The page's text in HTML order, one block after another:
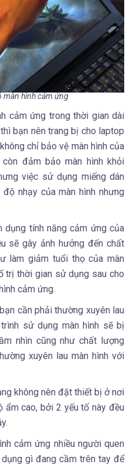
màn hình cảm ứng
cảm ứng trong thời gian dài
bạn nên trang bị cho laptop
chỉ bảo vệ màn hình của
đảm bảo màn hình khỏi
việc sử dụng miếng dán
nhạy của màn hình nhưng
dụng tính năng cảm ứng của
sẽ gây ảnh hưởng đến chất
làm giảm tuổi thọ của màn
trị thời gian sử dụng sau cho
cảm ứng.
cần phải thường xuyên lau
sử dụng màn hình sẽ bị
nhìn cũng như chất lượng
xuyên lau màn hình với
không nên đặt thiết bị ở nơi
cao, bởi 2 yếu tố này đều
cảm ứng nhiều người quen
gì đang cầm trên tay để